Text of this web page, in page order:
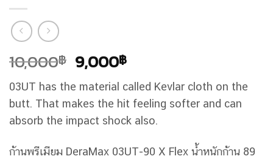
10,000฿ Original
price
was:
10,000฿.
9,000฿Current
price
is:
9,000฿.
03UT has the material called Kevlar cloth on the
butt. That makes the hit feeling softer and can
absorb the impact shock also.
ก้านพรีเมียม DeraMax 03UT-90 X Flex น้ำหนักก้าน 89